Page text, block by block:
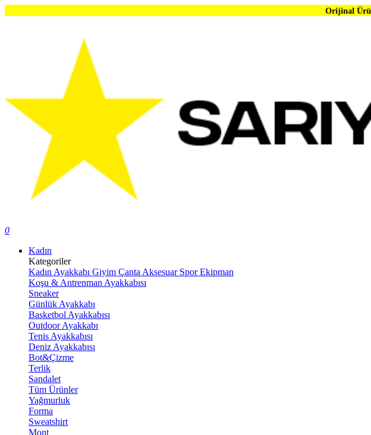
Orijinal Ürün Garantisi |
0
Kadın
Kategoriler
Kadın Ayakkabı Giyim Çanta Aksesuar Spor Ekipman
Koşu & Antrenman Ayakkabısı
Sneaker
Günlük Ayakkabı
Basketbol Ayakkabısı
Outdoor Ayakkabı
Tenis Ayakkabısı
Deniz Ayakkabısı
Bot&Çizme
Terlik
Sandalet
Tüm Ürünler
Yağmurluk
Forma
Sweatshirt
Mont